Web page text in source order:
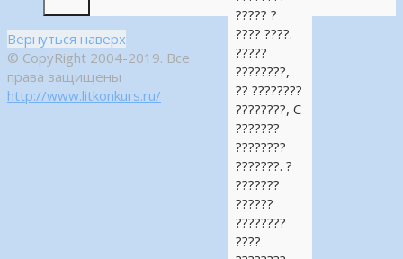
????? ?
???? ????.
?????
????????,
?? ????????
????????, C
???????
????????
???????. ?
???????
??????
????????
????
Вернуться наверх
© CopyRight 2004-2019. Все
права защищены
http://www.litkonkurs.ru/